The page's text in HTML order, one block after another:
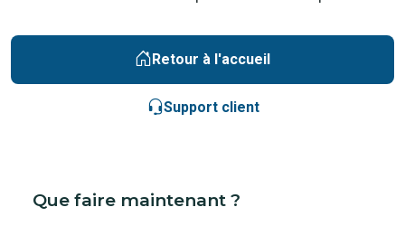
Retour à l'accueil
Support client
Que faire maintenant ?